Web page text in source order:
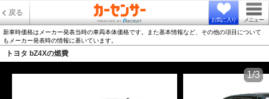
戻る
お気に入り メニュー
新車時価格はメーカー発表当時の車両本体価格です。また基本情報など、その他の項目について
もメーカー発表時の情報に基いています。
トヨタ bZ4Xの燃費
1/3